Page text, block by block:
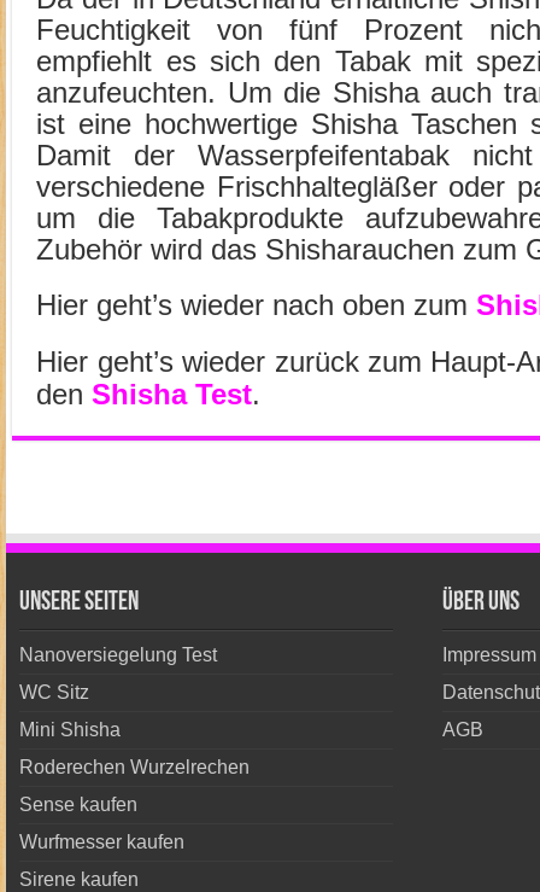
Feuchtigkeit von fünf Prozent
empfiehlt es sich den Tabak mit
anzufeuchten. Um die Shisha auch
ist eine hochwertige Shisha Taschen
Damit der Wasserpfeifentabak
verschiedene Frischhaltegläßer oder
um die Tabakprodukte
Zubehör wird das Shisharauchen zum
Hier geht’s wieder nach oben zum
Hier geht’s wieder zurück zum Haupt-
denShisha Test.
unsere Seiten
Nanoversiegelung Test
WC Sitz
Mini Shisha
Roderechen Wurzelrechen
Sense kaufen
Wurfmesser kaufen
Sirene kaufen
Über Uns
Impressum
AGB